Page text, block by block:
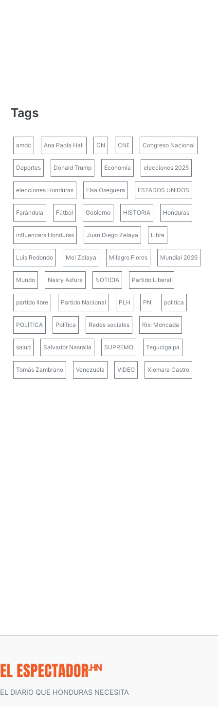
Tags
amdc Ana Paola Hall CN CNE Congreso Nacional
Deportes Donald Trump Economía elecciones 2025
elecciones Honduras Elsa Oseguera ESTADOS UNIDOS
Farándula Fútbol Gobierno HISTORIA Honduras
influencers Honduras Juan Diego Zelaya Libre
Luis Redondo Mel Zelaya Milagro Flores Mundial 2026
Mundo Nasry Asfura NOTICIA Partido Liberal
partido libre Partido Nacional PLH PN politica
POLÍTICA Política Redes sociales Rixi Moncada
salud Salvador Nasralla SUPREMO Tegucigalpa
Tomás Zambrano Venezuela VIDEO Xiomara Castro
EL DIARIO QUE HONDURAS NECESITA